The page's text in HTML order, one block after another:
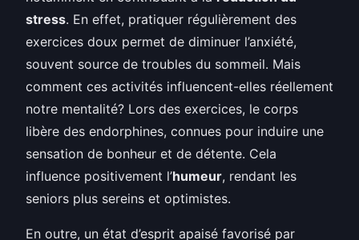
stress. En effet, pratiquer régulièrement des
exercices doux permet de diminuer l’anxiété,
souvent source de troubles du sommeil. Mais
comment ces activités influencent-elles réellement
notre mentalité? Lors des exercices, le corps
libère des endorphines, connues pour induire une
sensation de bonheur et de détente. Cela
influence positivement l’humeur, rendant les
seniors plus sereins et optimistes.
En outre, un état d’esprit apaisé favorisé par